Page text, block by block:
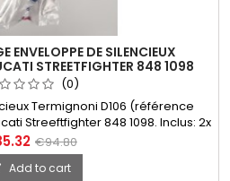
ENVELOPPE DE SILENCIEUX
STREETFIGHTER 848 1098
(0)
Termignoni D106 (référence
Streeftfighter 848 1098. Inclus: 2x
arrière, 12x rivet borgne inox,
à la chaleur 6x6. ENVELOPPE DE
NON FOURNIE
€94.80
Add to cart